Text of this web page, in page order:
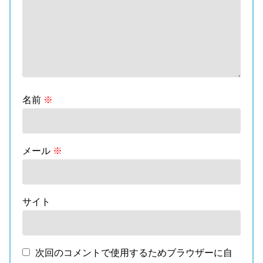
名前 ※
メール ※
サイト
次回のコメントで使用するためブラウザーに自